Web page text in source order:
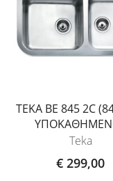
TEKA BE 845 2C
Teka
€ 299,00